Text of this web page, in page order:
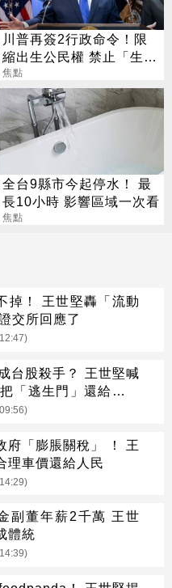
川普再簽2行政命令！限
縮出生公民權 禁止「生育
旅遊」
焦點
全台9縣市今起停水！ 最
長10小時 影響區域一次看
焦點
掉！ 王世堅轟「流動
交所回應了
台股殺手？ 王世堅喊
「逃生門」還給投資
府「膨脹關稅」 ！ 王
理車價還給人民
副董年薪2千萬 王世
體統